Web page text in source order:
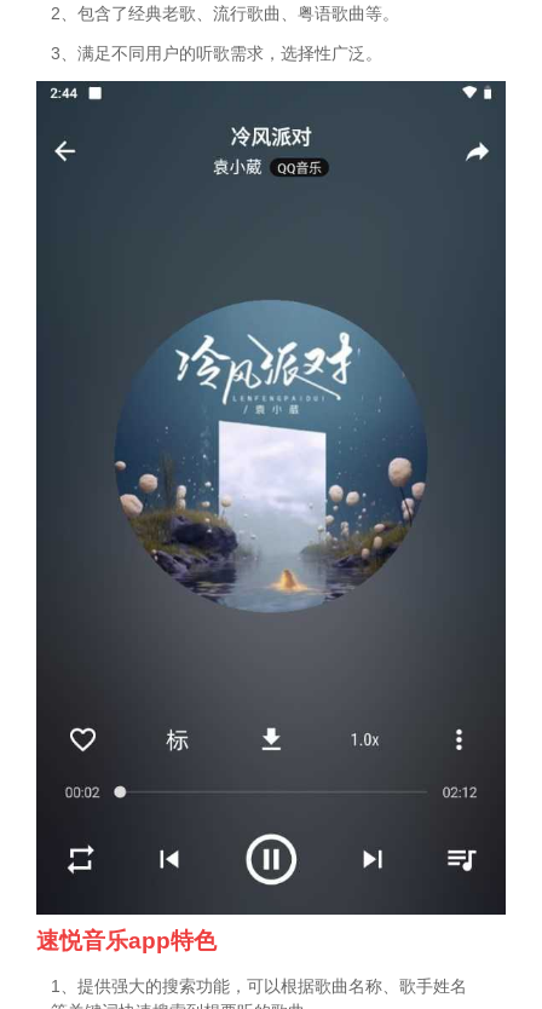
2、包含了经典老歌、流行歌曲、粤语歌曲等。
3、满足不同用户的听歌需求，选择性广泛。
速悦音乐app特色
1、提供强大的搜索功能，可以根据歌曲名称、歌手姓名